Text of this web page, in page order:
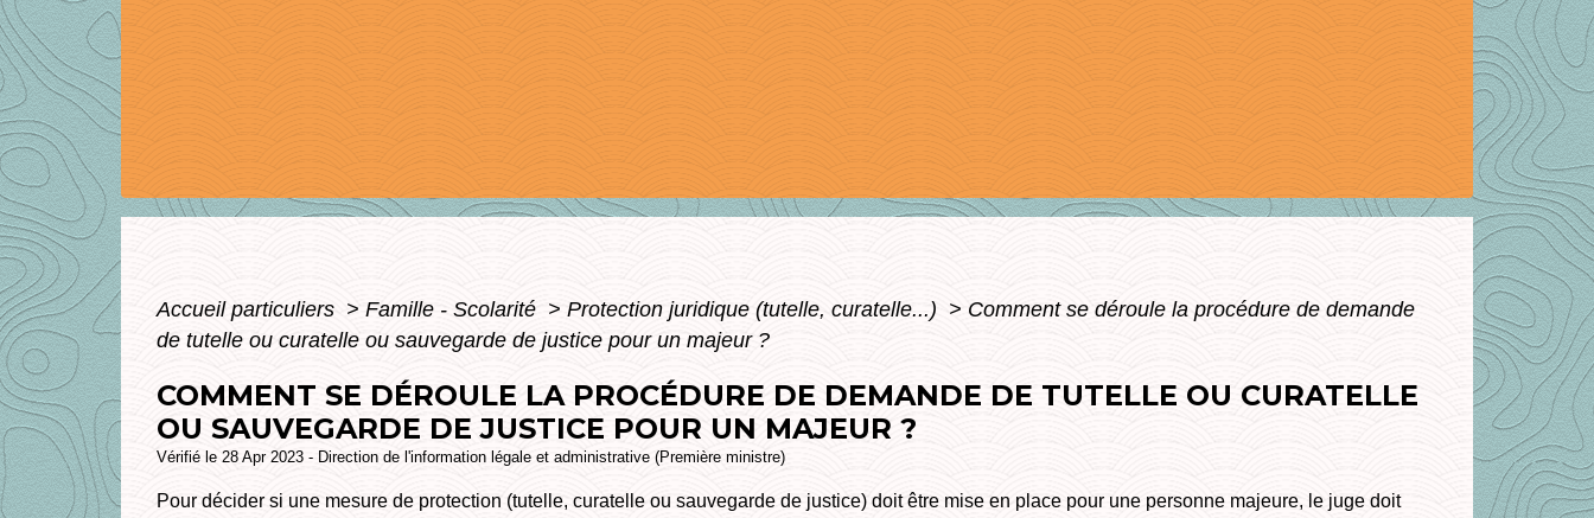
Accueil particuliers > Famille - Scolarité > Protection juridique (tutelle, curatelle...) > Comment se déroule la procédure de demande
de tutelle ou curatelle ou sauvegarde de justice pour un majeur ?
COMMENT SE DÉROULE LA PROCÉDURE DE DEMANDE DE TUTELLE OU CURATELLE
OU SAUVEGARDE DE JUSTICE POUR UN MAJEUR ?
Vérifié le 28 Apr 2023 - Direction de l'information légale et administrative (Première ministre)
Pour décider si une mesure de protection (tutelle, curatelle ou sauvegarde de justice) doit être mise en place pour une personne majeure, le juge doit